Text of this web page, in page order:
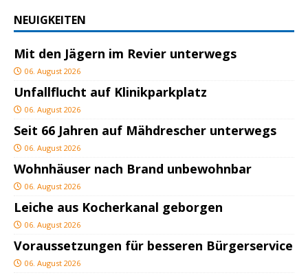
NEUIGKEITEN
Mit den Jägern im Revier unterwegs
06. August 2026
Unfallflucht auf Klinikparkplatz
06. August 2026
Seit 66 Jahren auf Mähdrescher unterwegs
06. August 2026
Wohnhäuser nach Brand unbewohnbar
06. August 2026
Leiche aus Kocherkanal geborgen
06. August 2026
Voraussetzungen für besseren Bürgerservice
06. August 2026